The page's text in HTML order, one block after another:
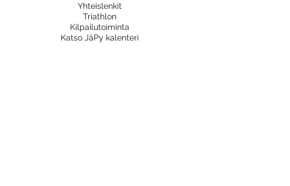
Yhteislenkit
Triathlon
Kilpailutoiminta
Katso JäPy kalenteri